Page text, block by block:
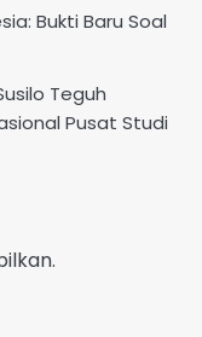
Bukti Baru Soal
Teguh
Pusat Studi